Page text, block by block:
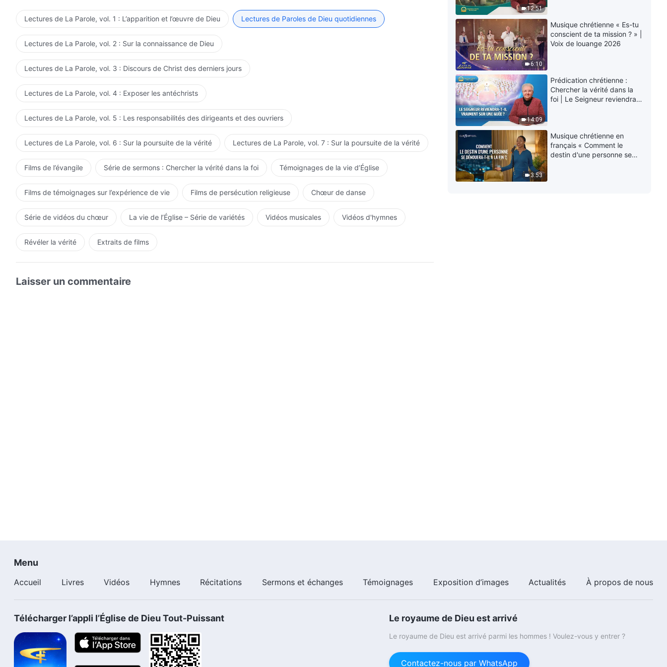
Lectures de La Parole, vol. 1 : L’apparition et l’œuvre de Dieu Lectures de Paroles de Dieu quotidiennes
Lectures de La Parole, vol. 2 : Sur la connaissance de Dieu
Lectures de La Parole, vol. 3 : Discours de Christ des derniers jours
Lectures de La Parole, vol. 4 : Exposer les antéchrists
Lectures de La Parole, vol. 5 : Les responsabilités des dirigeants et des ouvriers
Lectures de La Parole, vol. 6 : Sur la poursuite de la vérité Lectures de La Parole, vol. 7 : Sur la poursuite de la vérité
Films de l’évangile Série de sermons : Chercher la vérité dans la foi Témoignages de la vie d’Église
Films de témoignages sur l’expérience de vie Films de persécution religieuse Chœur de danse
Série de vidéos du chœur La vie de l’Église – Série de variétés Vidéos musicales Vidéos d'hymnes
Révéler la vérité Extraits de films
Laisser un commentaire
12:51
6:10
Musique chrétienne « Es-tu
conscient de ta mission ? » |
Voix de louange 2026
14:09
Prédication chrétienne :
Chercher la vérité dans la
foi | Le Seigneur reviendra-
3:53
Musique chrétienne en
français « Comment le
destin d'une personne se
Menu
Accueil Livres Vidéos Hymnes Récitations Sermons et échanges Témoignages Exposition d’images Actualités À propos de nous
Télécharger l’appli l’Église de Dieu Tout-Puissant Le royaume de Dieu est arrivé
Le royaume de Dieu est arrivé parmi les hommes ! Voulez-vous y entrer ?
Contactez-nous par WhatsApp